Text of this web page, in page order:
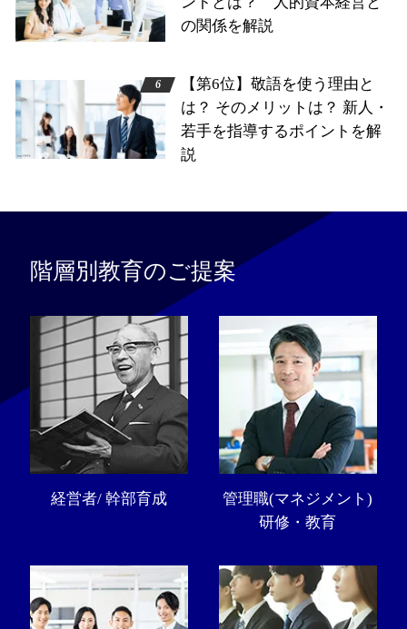
の関係を解説
【第6位】敬語を使う理由と
は？ そのメリットは？ 新人・
若手を指導するポイントを解
説
階層別教育のご提案
経営者/ 幹部育成
管理職(マネジメント)
研修・教育